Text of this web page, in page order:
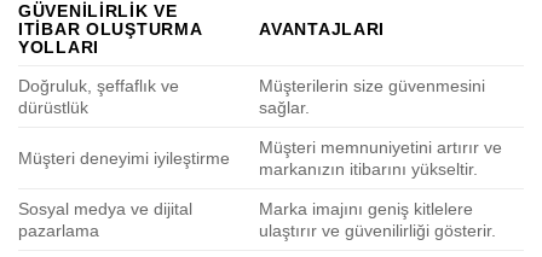
GÜVENILIRLIK VE
ITIBAR OLUŞTURMA
YOLLARI
AVANTAJLARI
Doğruluk, şeffaflık ve
dürüstlük
Müşterilerin size güvenmesini
sağlar.
Müşteri deneyimi iyileştirme
Müşteri memnuniyetini artırır ve
markanızın itibarını yükseltir.
Sosyal medya ve dijital
pazarlama
Marka imajını geniş kitlelere
ulaştırır ve güvenilirliği gösterir.